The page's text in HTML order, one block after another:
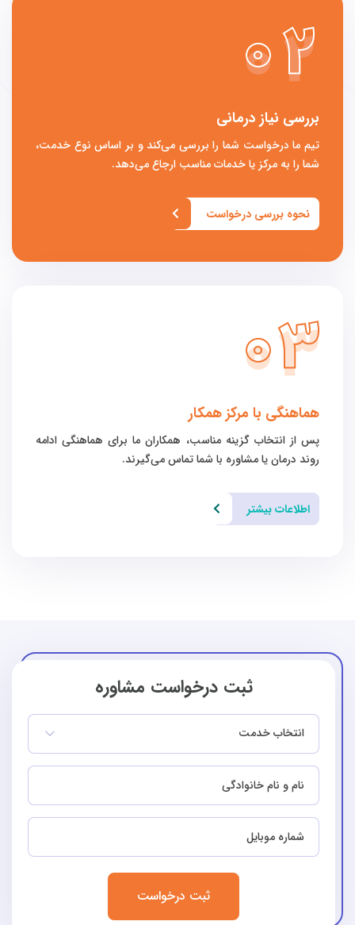
02
بررسی نیاز درمانی
تیم ما درخواست شما را بررسی می‌کند و بر اساس نوع خدمت،
شما را به مرکز یا خدمات مناسب ارجاع می‌دهد.
نحوه بررسی درخواست
03
هماهنگی با مرکز همکار
پس از انتخاب گزینه مناسب، همکاران ما برای هماهنگی ادامه
روند درمان یا مشاوره با شما تماس می‌گیرند.
اطلاعات بیشتر
ثبت درخواست مشاوره
انتخاب خدمت
ثبت درخواست